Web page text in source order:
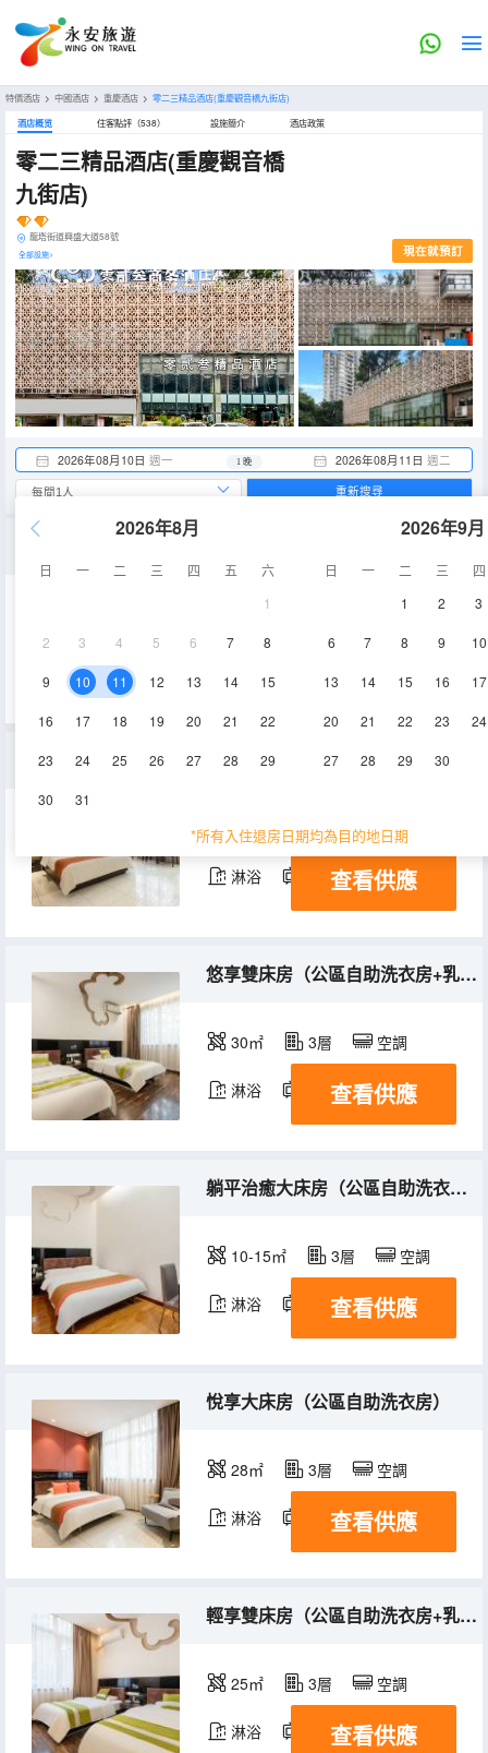
特價酒店 > 中國酒店 > 重慶酒店 > 零二三精品酒店(重慶觀音橋九街店)
酒店概览 住客點評（538） 設施簡介 酒店政策
零二三精品酒店(重慶觀音橋
九街店)
龍塔街道興盛大道58號
全部設施> 現在就預訂
2026年08月10日 週一 2026年08月11日 週二
1 晚
2026年8月
日 一 二 三 四 五
六
1
2 3 4 5 6 7 8
9 10 11 12 13 14 15
16 17 18 19 20 21 22
23 24 25 26 27 28 29
30 31
2026年9月
日 一 二 三
四
1
2 3
6 7 8 9 10
13 14 15 16 17
20 21 22 23 24
27 28 29 30
*所有入住退房日期均為目的地日期
重新搜尋
空調
40㎡ 3層 空調
淋浴 電視機
查看供應
悠享雙床房（公區自助洗衣房+乳膠床墊+無線充電）
30㎡ 3層 空調
淋浴 電視機
查看供應
躺平治癒大床房（公區自助洗衣房）
10-15㎡ 3層 空調
淋浴 電視機
查看供應
悅享大床房（公區自助洗衣房）
28㎡ 3層 空調
淋浴 電視機
查看供應
輕享雙床房（公區自助洗衣房+乳膠床墊）
25㎡ 3層 空調
淋浴 電視機
查看供應